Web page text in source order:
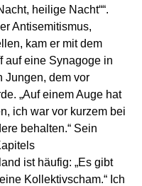
heilige Nacht““.
Antisemitismus,
kam er mit dem
auf eine Synagoge in
Jungen, dem vor
„Auf einem Auge hat
ich war vor kurzem bei
behalten.“ Sein
ist häufig: „Es gibt
Kollektivscham.“ Ich